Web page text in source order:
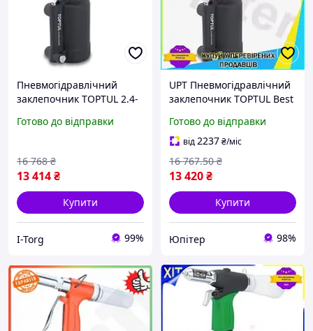
Пневмогідравлічний
заклепочник TOPTUL 2.4-
Готово до відправки
13 414₴
16 768 ₴
Купити
I-Torg 99%
UPT Пневмогідравлічний
заклепочник TOPTUL Best
алюмінієвих та сталевих
заклепок клеп UPT66-B
Готово до відправки
від2237₴/міс
13 420₴
16 767.50 ₴
Купити
Юпітер 98%